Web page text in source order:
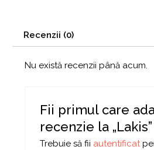
Recenzii (0)
Nu există recenzii până acum.
Fii primul care
recenzie la „Lakis”
Trebuie să fii autentificat